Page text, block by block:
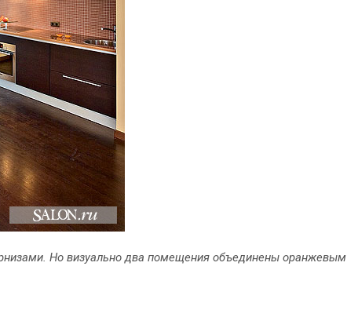
Но визуально два помещения объединены оранжевым